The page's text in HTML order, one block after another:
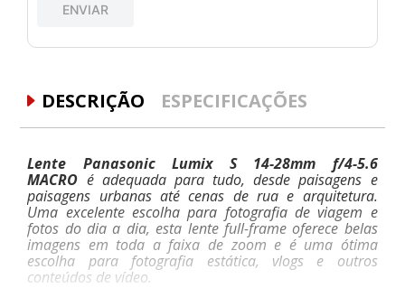
ENVIAR
DESCRIÇÃO ESPECIFICAÇÕES
Lente Panasonic Lumix S 14-28mm f/4-5.6
MACRO é adequada para tudo, desde paisagens e
paisagens urbanas até cenas de rua e arquitetura.
Uma excelente escolha para fotografia de viagem e
fotos do dia a dia, esta lente full-frame oferece belas
imagens em toda a faixa de zoom e é uma ótima
escolha para fotografia estática, vlogs e outros
conteúdos de vídeo.